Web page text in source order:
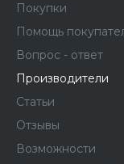
Покупки
Помощь
Вопрос - ответ
Производители
Статьи
Отзывы
Возможности